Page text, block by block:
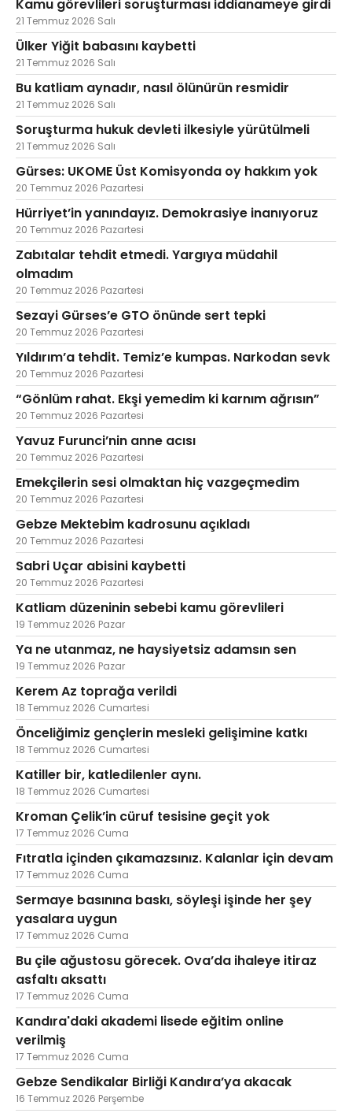
Kamu görevlileri soruşturması iddianameye girdi
21 Temmuz 2026 Salı
Ülker Yiğit babasını kaybetti
21 Temmuz 2026 Salı
Bu katliam aynadır, nasıl ölünürün resmidir
21 Temmuz 2026 Salı
Soruşturma hukuk devleti ilkesiyle yürütülmeli
21 Temmuz 2026 Salı
Gürses: UKOME Üst Komisyonda oy hakkım yok
20 Temmuz 2026 Pazartesi
Hürriyet’in yanındayız. Demokrasiye inanıyoruz
20 Temmuz 2026 Pazartesi
Zabıtalar tehdit etmedi. Yargıya müdahil
olmadım
20 Temmuz 2026 Pazartesi
Sezayi Gürses’e GTO önünde sert tepki
20 Temmuz 2026 Pazartesi
Yıldırım’a tehdit. Temiz’e kumpas. Narkodan sevk
20 Temmuz 2026 Pazartesi
“Gönlüm rahat. Ekşi yemedim ki karnım ağrısın”
20 Temmuz 2026 Pazartesi
Yavuz Furunci’nin anne acısı
20 Temmuz 2026 Pazartesi
Emekçilerin sesi olmaktan hiç vazgeçmedim
20 Temmuz 2026 Pazartesi
Gebze Mektebim kadrosunu açıkladı
20 Temmuz 2026 Pazartesi
Sabri Uçar abisini kaybetti
20 Temmuz 2026 Pazartesi
Katliam düzeninin sebebi kamu görevlileri
19 Temmuz 2026 Pazar
Ya ne utanmaz, ne haysiyetsiz adamsın sen
19 Temmuz 2026 Pazar
Kerem Az toprağa verildi
18 Temmuz 2026 Cumartesi
Önceliğimiz gençlerin mesleki gelişimine katkı
18 Temmuz 2026 Cumartesi
Katiller bir, katledilenler aynı.
18 Temmuz 2026 Cumartesi
Kroman Çelik’in cüruf tesisine geçit yok
17 Temmuz 2026 Cuma
Fıtratla içinden çıkamazsınız. Kalanlar için devam
17 Temmuz 2026 Cuma
Sermaye basınına baskı, söyleşi işinde her şey
yasalara uygun
17 Temmuz 2026 Cuma
Bu çile ağustosu görecek. Ova’da ihaleye itiraz
asfaltı aksattı
17 Temmuz 2026 Cuma
Kandıra'daki akademi lisede eğitim online
verilmiş
17 Temmuz 2026 Cuma
Gebze Sendikalar Birliği Kandıra’ya akacak
16 Temmuz 2026 Perşembe